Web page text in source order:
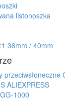
listonoszka
36mm / 40mm
przeciwsłoneczne
ALIEXPRESS
1000